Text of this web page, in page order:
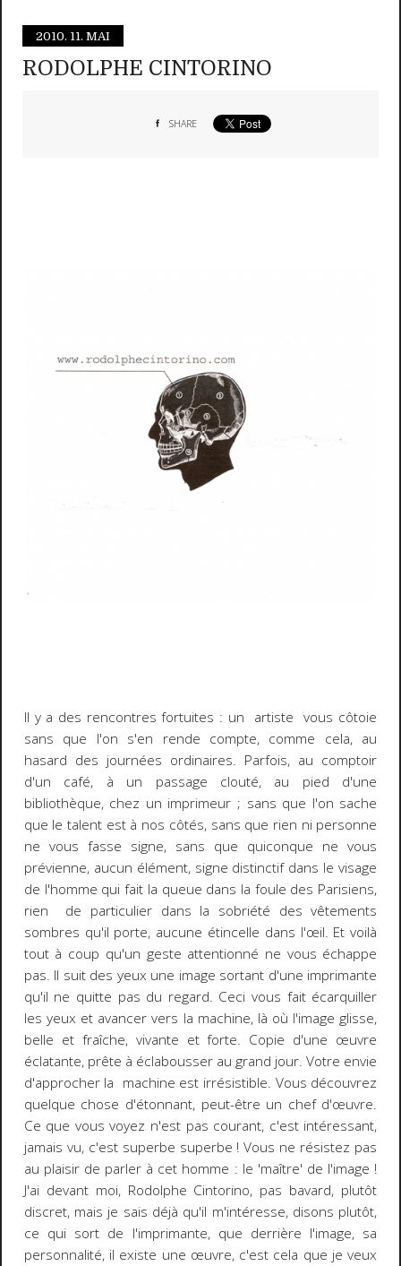
2010. 11. MAI
RODOLPHE CINTORINO
SHARE
Il y a des rencontres fortuites : un artiste vous côtoie
sans que l'on s'en rende compte, comme cela, au
hasard des journées ordinaires. Parfois, au comptoir
d'un café, à un passage clouté, au pied d'une
bibliothèque, chez un imprimeur ; sans que l'on sache
que le talent est à nos côtés, sans que rien ni personne
ne vous fasse signe, sans que quiconque ne vous
prévienne, aucun élément, signe distinctif dans le visage
de l'homme qui fait la queue dans la foule des Parisiens,
rien de particulier dans la sobriété des vêtements
sombres qu'il porte, aucune étincelle dans l'œil. Et voilà
tout à coup qu'un geste attentionné ne vous échappe
pas. Il suit des yeux une image sortant d'une imprimante
qu'il ne quitte pas du regard. Ceci vous fait écarquiller
les yeux et avancer vers la machine, là où l'image glisse,
belle et fraîche, vivante et forte. Copie d'une œuvre
éclatante, prête à éclabousser au grand jour. Votre envie
d'approcher la machine est irrésistible. Vous découvrez
quelque chose d'étonnant, peut-être un chef d'œuvre.
Ce que vous voyez n'est pas courant, c'est intéressant,
jamais vu, c'est superbe superbe ! Vous ne résistez pas
au plaisir de parler à cet homme : le 'maître' de l'image !
J'ai devant moi, Rodolphe Cintorino, pas bavard, plutôt
discret, mais je sais déjà qu'il m'intéresse, disons plutôt,
ce qui sort de l'imprimante, que derrière l'image, sa
personnalité, il existe une œuvre, c'est cela que je veux